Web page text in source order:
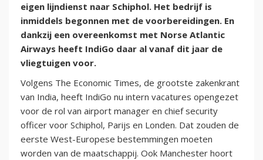
eigen lijndienst naar Schiphol. Het bedrijf is
inmiddels begonnen met de voorbereidingen. En
dankzij een overeenkomst met Norse Atlantic
Airways heeft IndiGo daar al vanaf dit jaar de
vliegtuigen voor.
Volgens The Economic Times, de grootste zakenkrant
van India, heeft IndiGo nu intern vacatures opengezet
voor de rol van airport manager en chief security
officer voor Schiphol, Parijs en Londen. Dat zouden de
eerste West-Europese bestemmingen moeten
worden van de maatschappij. Ook Manchester hoort